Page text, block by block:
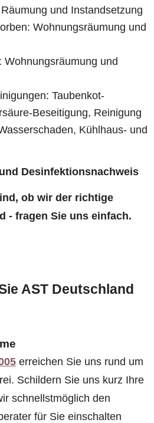
und Instandsetzung
Wohnungsräumung und
Wohnungsräumung und
Taubenkot-
Beseitigung, Reinigung
Kühlhaus- und
Desinfektionsnachweis
ob wir der richtige
- fragen Sie uns einfach.
AST Deutschland
erreichen Sie uns rund um
Schildern Sie uns kurz Ihre
schnellstmöglich den
für Sie einschalten